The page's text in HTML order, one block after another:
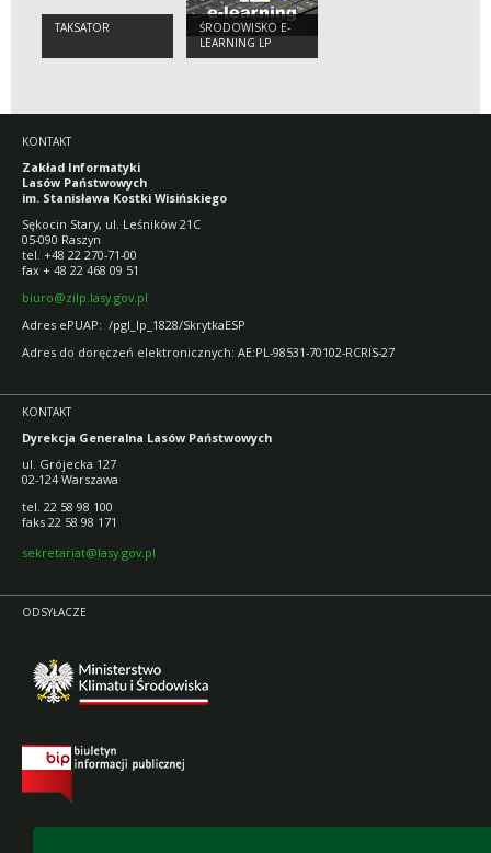
TAKSATOR
ŚRODOWISKO E-
LEARNING LP
KONTAKT
Zakład Informatyki
Lasów Państwowych
im. Stanisława Kostki Wisińskiego
Sękocin Stary, ul. Leśników 21C
05-090 Raszyn
tel. +48 22 270-71-00
fax + 48 22 468 09 51
biuro@zilp.lasy.gov.pl
Adres ePUAP: /pgl_lp_1828/SkrytkaESP
Adres do doręczeń elektronicznych: AE:PL-98531-70102-RCRIS-27
KONTAKT
Dyrekcja Generalna Lasów Państwowych
ul. Grójecka 127
02-124 Warszawa
tel. 22 58 98 100
faks 22 58 98 171
sekretariat@lasy.gov.pl
ODSYŁACZE